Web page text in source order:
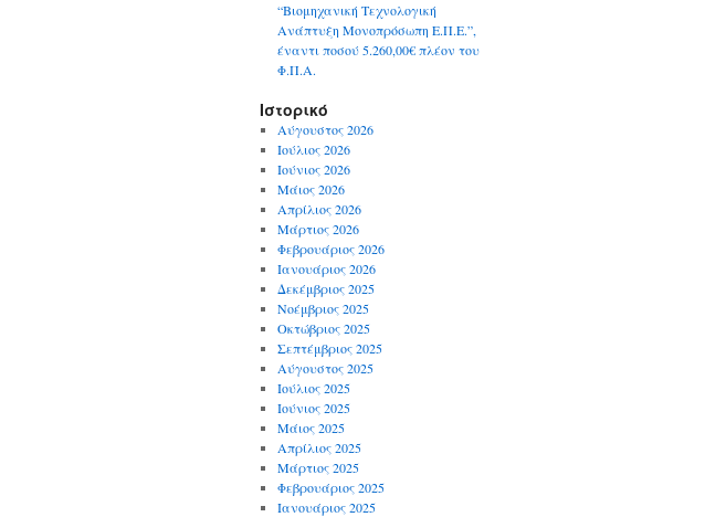
“Βιομηχανική Τεχνολογική
Ανάπτυξη Μονοπρόσωπη Ε.Π.Ε.”,
έναντι ποσού 5.260,00€ πλέον του
Φ.Π.Α.
Ιστορικό
Αύγουστος 2026
Ιούλιος 2026
Ιούνιος 2026
Μάιος 2026
Απρίλιος 2026
Μάρτιος 2026
Φεβρουάριος 2026
Ιανουάριος 2026
Δεκέμβριος 2025
Νοέμβριος 2025
Οκτώβριος 2025
Σεπτέμβριος 2025
Αύγουστος 2025
Ιούλιος 2025
Ιούνιος 2025
Μάιος 2025
Απρίλιος 2025
Μάρτιος 2025
Φεβρουάριος 2025
Ιανουάριος 2025